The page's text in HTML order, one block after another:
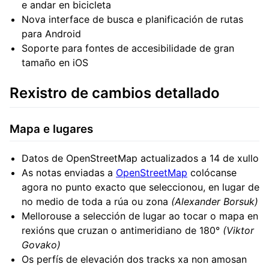
e andar en bicicleta
Nova interface de busca e planificación de rutas
para Android
Soporte para fontes de accesibilidade de gran
tamaño en iOS
Rexistro de cambios detallado
Mapa e lugares
Datos de OpenStreetMap actualizados a 14 de xullo
As notas enviadas a OpenStreetMap colócanse
agora no punto exacto que seleccionou, en lugar de
no medio de toda a rúa ou zona (Alexander Borsuk)
Mellorouse a selección de lugar ao tocar o mapa en
rexións que cruzan o antimeridiano de 180° (Viktor
Govako)
Os perfís de elevación dos tracks xa non amosan